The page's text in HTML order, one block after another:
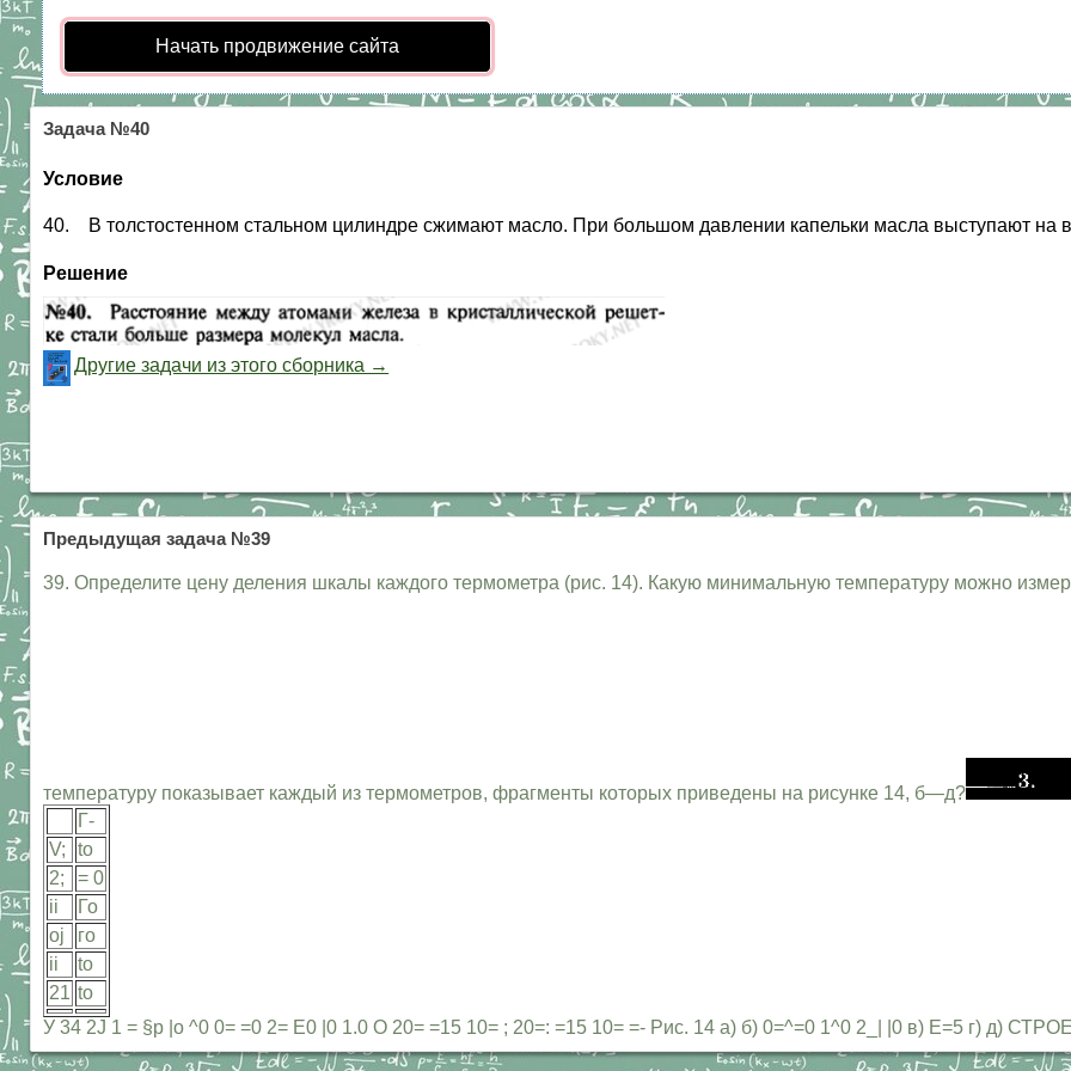
Начать продвижение сайта
Задача №40
Условие
40. В толстостенном стальном цилиндре сжимают масло. При большом давлении капельки масла выступают на
Решение
Другие задачи из этого сборника →
Предыдущая задача №39
39. Определите цену деления шкалы каждого термометра (рис. 14). Какую минимальную температуру можно
температуру показывает каждый из термометров, фрагменты которых приведены на рисунке 14, б—д?
Г-
V;
to
2;
= 0
ii
Го
oj
го
ii
to
21 to
У 34 2J 1 = §р |о ^0 0= =0 2= Е0 |0 1.0 О 20= =15 10= ; 20=: =15 10= =- Рис. 14 а) б) 0=^=0 1^0 2_| |0 в) Е=5 г) д)